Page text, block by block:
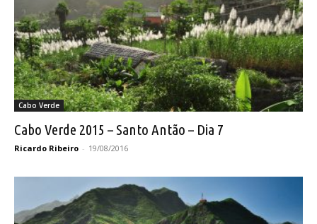
Cabo Verde
Cabo Verde 2015 – Santo Antão – Dia 7
Ricardo Ribeiro - 19/08/2016